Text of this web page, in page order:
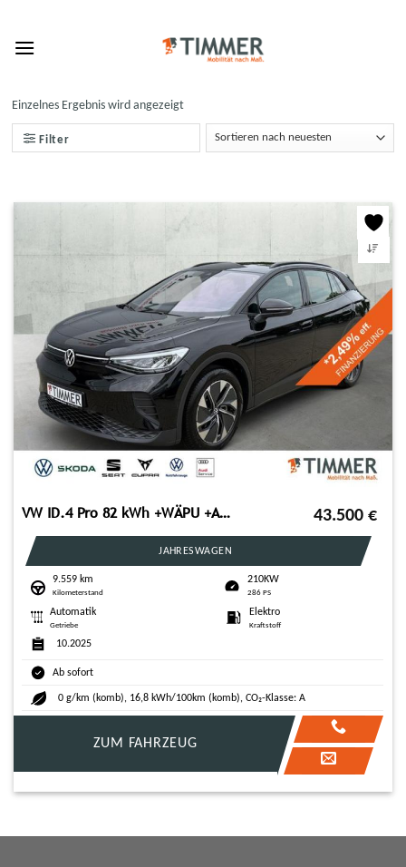
content
Filter
Einzelnes Ergebnis wird angezeigt
VW ID.4 Pro 82 kWh +WÄPU +AHK +LED +ACC +RKAM +NAVI 43.500 €
JAHRESWAGEN
9.559 km
Kilometerstand
210KW
286 PS
Automatik
Getriebe
Elektro
Kraftstoff
10.2025
Ab sofort
0 g/km (komb), 16,8 kWh/100km (komb), CO₂-Klasse: A
ZUM FAHRZEUG